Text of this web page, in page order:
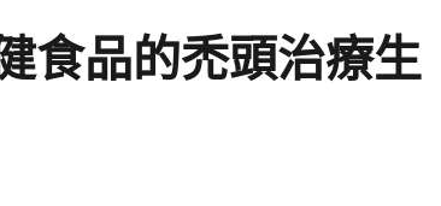
食品的禿頭治療生